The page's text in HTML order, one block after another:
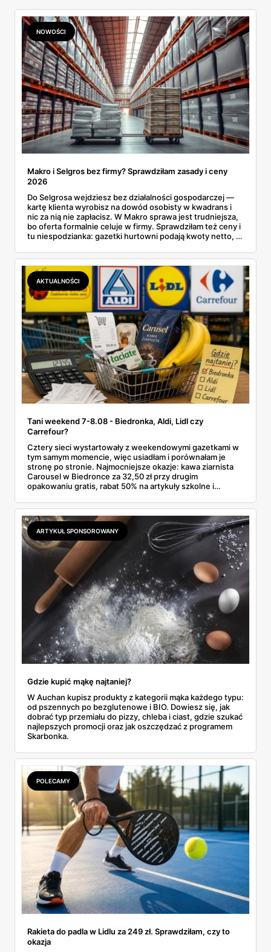
NOWOŚCI
Makro i Selgros bez firmy? Sprawdziłam zasady i ceny
2026
Do Selgrosa wejdziesz bez działalności gospodarczej —
kartę klienta wyrobisz na dowód osobisty w kwadrans i
nic za nią nie zapłacisz. W Makro sprawa jest trudniejsza,
bo oferta formalnie celuje w firmy. Sprawdziłam też ceny i
tu niespodzianka: gazetki hurtowni podają kwoty netto, a
zawsze wygrywa — ta sama kawa ziarnista kosztuje w
Makro ponad dwa razy więcej niż w weekendowej
promocji dyskontu.
AKTUALNOŚCI
Tani weekend 7-8.08 - Biedronka, Aldi, Lidl czy
Carrefour?
Cztery sieci wystartowały z weekendowymi gazetkami w
tym samym momencie, więc usiadłam i porównałam je
stronę po stronie. Najmocniejsze okazje: kawa ziarnista
Carousel w Biedronce za 32,50 zł przy drugim
opakowaniu gratis, rabat 50% na artykuły szkolne i
2,99 zł za kilogram, ale wyłącznie w sobotę z aplikacją. Aldi
odpowiada masłem za 2,99 zł. Werdykt w skrócie:
najwięcej wyciśniesz z Biedronki, po świeże warzywa jedź
do Aldi.
ARTYKUŁ SPONSOROWANY
Gdzie kupić mąkę najtaniej?
W Auchan kupisz produkty z kategorii mąka każdego typu:
od pszennych po bezglutenowe i BIO. Dowiesz się, jak
dobrać typ przemiału do pizzy, chleba i ciast, gdzie szukać
najlepszych promocji oraz jak oszczędzać z programem
Skarbonka.
POLECAMY
Rakieta do padla w Lidlu za 249 zł. Sprawdziłam, czy to
okazja